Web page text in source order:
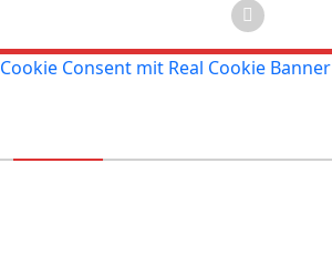
Cookie Consent mit Real Cookie Banner